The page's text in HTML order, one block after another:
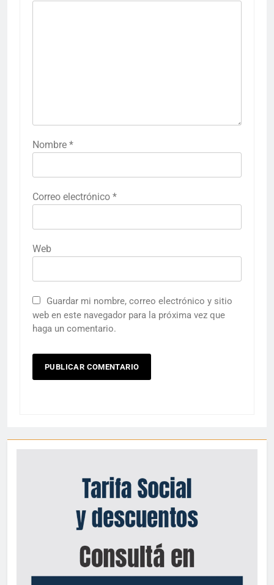
Nombre *
Correo electrónico *
Web
Guardar mi nombre, correo electrónico y sitio
web en este navegador para la próxima vez que
haga un comentario.